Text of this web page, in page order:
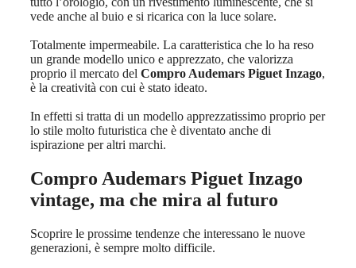
vede anche al buio e si ricarica con la luce solare.
Totalmente impermeabile. La caratteristica che lo ha reso
un grande modello unico e apprezzato, che valorizza
proprio il mercato del Compro Audemars Piguet Inzago,
è la creatività con cui è stato ideato.
In effetti si tratta di un modello apprezzatissimo proprio per
lo stile molto futuristica che è diventato anche di
ispirazione per altri marchi.
Compro Audemars Piguet Inzago
vintage, ma che mira al futuro
Scoprire le prossime tendenze che interessano le nuove
generazioni, è sempre molto difficile.